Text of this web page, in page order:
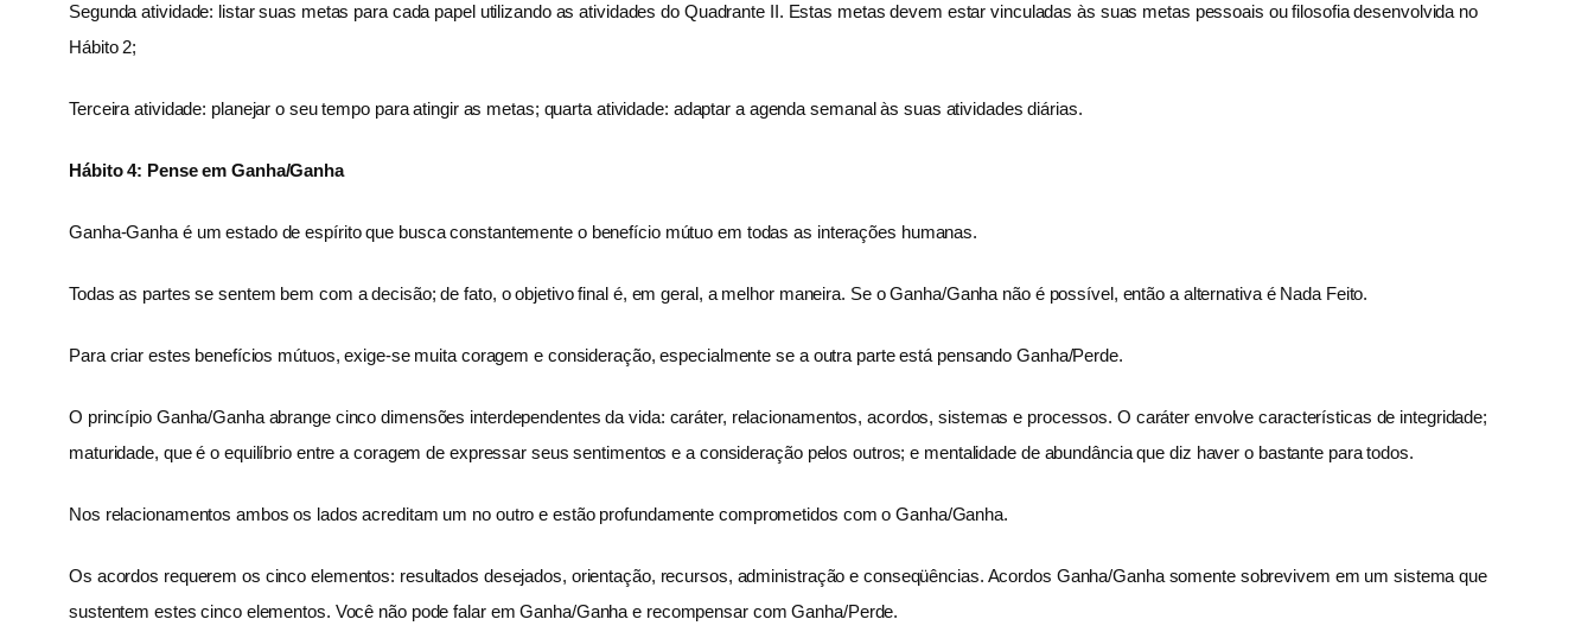
Segunda atividade: listar suas metas para cada papel utilizando as atividades do Quadrante II. Estas metas devem estar vinculadas às suas metas pessoais ou filosofia desenvolvida no
Hábito 2;
Terceira atividade: planejar o seu tempo para atingir as metas; quarta atividade: adaptar a agenda semanal às suas atividades diárias.
Hábito 4: Pense em Ganha/Ganha
Ganha-Ganha é um estado de espírito que busca constantemente o benefício mútuo em todas as interações humanas.
Todas as partes se sentem bem com a decisão; de fato, o objetivo final é, em geral, a melhor maneira. Se o Ganha/Ganha não é possível, então a alternativa é Nada Feito.
Para criar estes benefícios mútuos, exige-se muita coragem e consideração, especialmente se a outra parte está pensando Ganha/Perde.
O princípio Ganha/Ganha abrange cinco dimensões interdependentes da vida: caráter, relacionamentos, acordos, sistemas e processos. O caráter envolve características de integridade;
maturidade, que é o equilíbrio entre a coragem de expressar seus sentimentos e a consideração pelos outros; e mentalidade de abundância que diz haver o bastante para todos.
Nos relacionamentos ambos os lados acreditam um no outro e estão profundamente comprometidos com o Ganha/Ganha.
Os acordos requerem os cinco elementos: resultados desejados, orientação, recursos, administração e conseqüências. Acordos Ganha/Ganha somente sobrevivem em um sistema que
sustentem estes cinco elementos. Você não pode falar em Ganha/Ganha e recompensar com Ganha/Perde.